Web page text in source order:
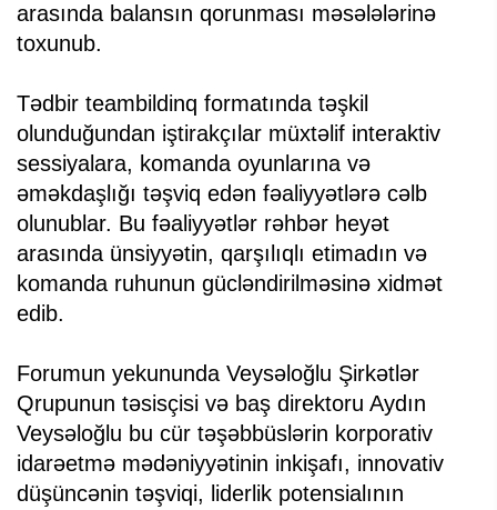
arasında balansın qorunması məsələlərinə
toxunub.
Tədbir teambildinq formatında təşkil
olunduğundan iştirakçılar müxtəlif interaktiv
sessiyalara, komanda oyunlarına və
əməkdaşlığı təşviq edən fəaliyyətlərə cəlb
olunublar. Bu fəaliyyətlər rəhbər heyət
arasında ünsiyyətin, qarşılıqlı etimadın və
komanda ruhunun gücləndirilməsinə xidmət
edib.
Forumun yekununda Veysəloğlu Şirkətlər
Qrupunun təsisçisi və baş direktoru Aydın
Veysəloğlu bu cür təşəbbüslərin korporativ
idarəetmə mədəniyyətinin inkişafı, innovativ
düşüncənin təşviqi, liderlik potensialının